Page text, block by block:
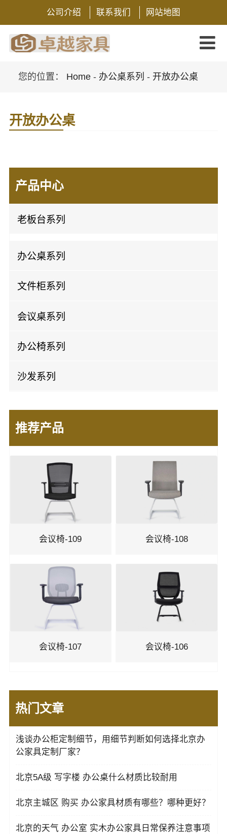
公司介绍 联系我们 网站地图
您的位置： Home- 办公桌系列 - 开放办公桌
开放办公桌
产品中心
老板台系列
办公桌系列
屏风办公桌
开放办公桌
文件柜系列
实木文件柜
板式文件柜
会议桌系列
实木会议桌
板式会议桌
办公椅系列
老板椅
会议椅
洽谈椅
机场椅
剧院椅
沙发系列
办公布沙发
推荐产品
会议椅-109 会议椅-108
会议椅-107 会议椅-106
热门文章
浅谈办公柜定制细节，用细节判断如何选择北京办
公家具定制厂家？
北京5A级 写字楼 办公桌什么材质比较耐用
北京主城区 购买 办公家具材质有哪些？哪种更好？
北京的天气 办公室 实木办公家具日常保养注意事项